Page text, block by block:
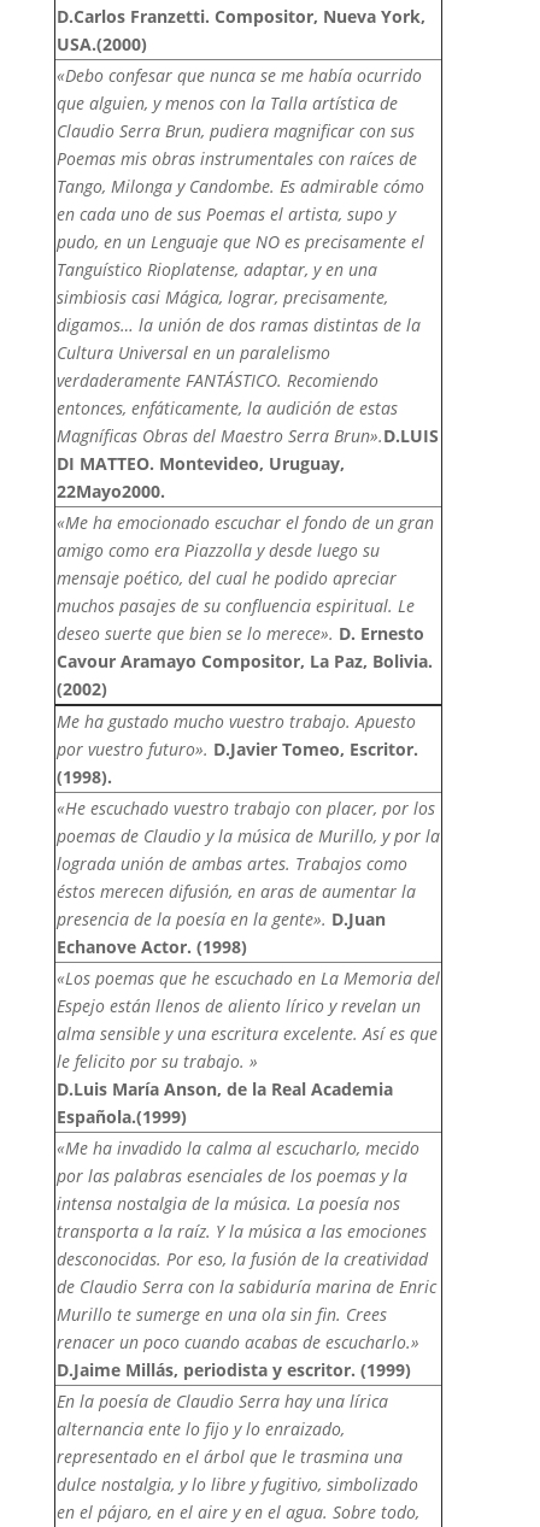
D.Carlos Franzetti. Compositor, Nueva York,
USA.(2000)
«Debo confesar que nunca se me había ocurrido
que alguien, y menos con la Talla artística de
Claudio Serra Brun, pudiera magnificar con sus
Poemas mis obras instrumentales con raíces de
Tango, Milonga y Candombe. Es admirable cómo
en cada uno de sus Poemas el artista, supo y
pudo, en un Lenguaje que NO es precisamente el
Tanguístico Rioplatense, adaptar, y en una
simbiosis casi Mágica, lograr, precisamente,
digamos… la unión de dos ramas distintas de la
Cultura Universal en un paralelismo
verdaderamente FANTÁSTICO. Recomiendo
entonces, enfáticamente, la audición de estas
Magníficas Obras del Maestro Serra Brun».D.LUIS
DI MATTEO. Montevideo, Uruguay,
22Mayo2000.
«Me ha emocionado escuchar el fondo de un gran
amigo como era Piazzolla y desde luego su
mensaje poético, del cual he podido apreciar
muchos pasajes de su confluencia espiritual. Le
deseo suerte que bien se lo merece». D. Ernesto
Cavour Aramayo Compositor, La Paz, Bolivia.
(2002)
Me ha gustado mucho vuestro trabajo. Apuesto
por vuestro futuro». D.Javier Tomeo, Escritor.
(1998).
«He escuchado vuestro trabajo con placer, por los
poemas de Claudio y la música de Murillo, y por la
lograda unión de ambas artes. Trabajos como
éstos merecen difusión, en aras de aumentar la
presencia de la poesía en la gente». D.Juan
Echanove Actor. (1998)
«Los poemas que he escuchado en La Memoria del
Espejo están llenos de aliento lírico y revelan un
alma sensible y una escritura excelente. Así es que
le felicito por su trabajo. »
D.Luis María Anson, de la Real Academia
Española.(1999)
«Me ha invadido la calma al escucharlo, mecido
por las palabras esenciales de los poemas y la
intensa nostalgia de la música. La poesía nos
transporta a la raíz. Y la música a las emociones
desconocidas. Por eso, la fusión de la creatividad
de Claudio Serra con la sabiduría marina de Enric
Murillo te sumerge en una ola sin fin. Crees
renacer un poco cuando acabas de escucharlo.»
D.Jaime Millás, periodista y escritor. (1999)
En la poesía de Claudio Serra hay una lírica
alternancia ente lo fijo y lo enraizado,
representado en el árbol que le trasmina una
dulce nostalgia, y lo libre y fugitivo, simbolizado
en el pájaro, en el aire y en el agua. Sobre todo,